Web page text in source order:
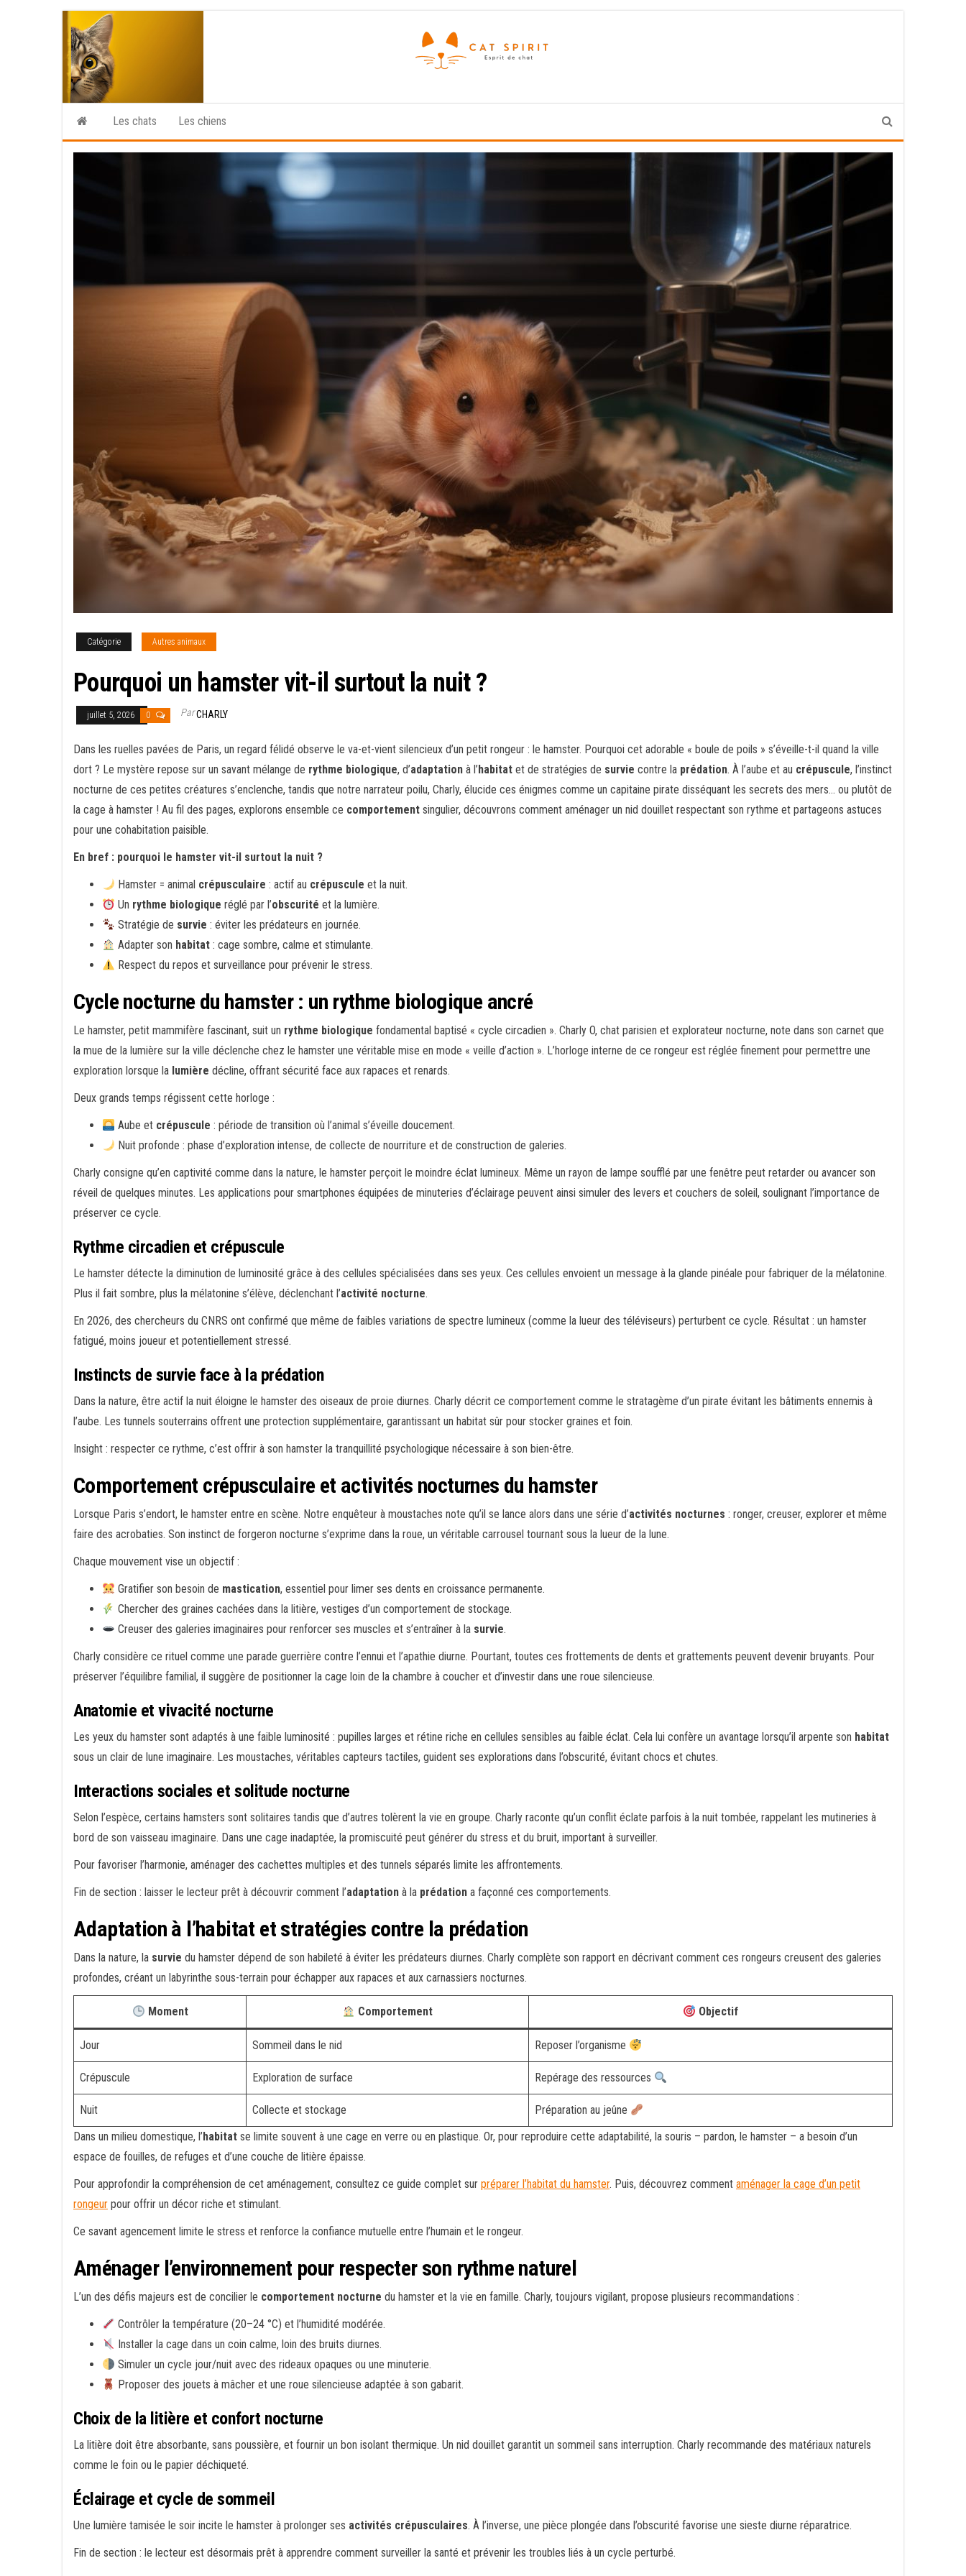
to
the
content
chat
Les chats Les chiens
Catégorie Autres animaux
Pourquoi un hamster vit-il surtout la nuit ?
juillet 5, 2026 0 ParCHARLY
Dans les ruelles pavées de Paris, un regard félidé observe le va-et-vient silencieux d’un petit rongeur : le hamster. Pourquoi cet adorable « boule de poils » s’éveille-t-il quand la ville
dort ? Le mystère repose sur un savant mélange de rythme biologique, d’adaptation à l’habitat et de stratégies de survie contre la prédation. À l’aube et au crépuscule, l’instinct
nocturne de ces petites créatures s’enclenche, tandis que notre narrateur poilu, Charly, élucide ces énigmes comme un capitaine pirate disséquant les secrets des mers… ou plutôt de
la cage à hamster ! Au fil des pages, explorons ensemble ce comportement singulier, découvrons comment aménager un nid douillet respectant son rythme et partageons astuces
pour une cohabitation paisible.
En bref : pourquoi le hamster vit-il surtout la nuit ?
Hamster = animal crépusculaire : actif au crépuscule et la nuit.
Un rythme biologique réglé par l’obscurité et la lumière.
Stratégie de survie : éviter les prédateurs en journée.
Adapter son habitat : cage sombre, calme et stimulante.
Respect du repos et surveillance pour prévenir le stress.
Cycle nocturne du hamster : un rythme biologique ancré
Le hamster, petit mammifère fascinant, suit un rythme biologique fondamental baptisé « cycle circadien ». Charly O, chat parisien et explorateur nocturne, note dans son carnet que
la mue de la lumière sur la ville déclenche chez le hamster une véritable mise en mode « veille d’action ». L’horloge interne de ce rongeur est réglée finement pour permettre une
exploration lorsque la lumière décline, offrant sécurité face aux rapaces et renards.
Deux grands temps régissent cette horloge :
Aube et crépuscule : période de transition où l’animal s’éveille doucement.
Nuit profonde : phase d’exploration intense, de collecte de nourriture et de construction de galeries.
Charly consigne qu’en captivité comme dans la nature, le hamster perçoit le moindre éclat lumineux. Même un rayon de lampe soufflé par une fenêtre peut retarder ou avancer son
réveil de quelques minutes. Les applications pour smartphones équipées de minuteries d’éclairage peuvent ainsi simuler des levers et couchers de soleil, soulignant l’importance de
préserver ce cycle.
Rythme circadien et crépuscule
Le hamster détecte la diminution de luminosité grâce à des cellules spécialisées dans ses yeux. Ces cellules envoient un message à la glande pinéale pour fabriquer de la mélatonine.
Plus il fait sombre, plus la mélatonine s’élève, déclenchant l’activité nocturne.
En 2026, des chercheurs du CNRS ont confirmé que même de faibles variations de spectre lumineux (comme la lueur des téléviseurs) perturbent ce cycle. Résultat : un hamster
fatigué, moins joueur et potentiellement stressé.
Instincts de survie face à la prédation
Dans la nature, être actif la nuit éloigne le hamster des oiseaux de proie diurnes. Charly décrit ce comportement comme le stratagème d’un pirate évitant les bâtiments ennemis à
l’aube. Les tunnels souterrains offrent une protection supplémentaire, garantissant un habitat sûr pour stocker graines et foin.
Insight : respecter ce rythme, c’est offrir à son hamster la tranquillité psychologique nécessaire à son bien-être.
Comportement crépusculaire et activités nocturnes du hamster
Lorsque Paris s’endort, le hamster entre en scène. Notre enquêteur à moustaches note qu’il se lance alors dans une série d’activités nocturnes : ronger, creuser, explorer et même
faire des acrobaties. Son instinct de forgeron nocturne s’exprime dans la roue, un véritable carrousel tournant sous la lueur de la lune.
Chaque mouvement vise un objectif :
Gratifier son besoin de mastication, essentiel pour limer ses dents en croissance permanente.
Chercher des graines cachées dans la litière, vestiges d’un comportement de stockage.
Creuser des galeries imaginaires pour renforcer ses muscles et s’entraîner à la survie.
Charly considère ce rituel comme une parade guerrière contre l’ennui et l’apathie diurne. Pourtant, toutes ces frottements de dents et grattements peuvent devenir bruyants. Pour
préserver l’équilibre familial, il suggère de positionner la cage loin de la chambre à coucher et d’investir dans une roue silencieuse.
Anatomie et vivacité nocturne
Les yeux du hamster sont adaptés à une faible luminosité : pupilles larges et rétine riche en cellules sensibles au faible éclat. Cela lui confère un avantage lorsqu’il arpente son habitat
sous un clair de lune imaginaire. Les moustaches, véritables capteurs tactiles, guident ses explorations dans l’obscurité, évitant chocs et chutes.
Interactions sociales et solitude nocturne
Selon l’espèce, certains hamsters sont solitaires tandis que d’autres tolèrent la vie en groupe. Charly raconte qu’un conflit éclate parfois à la nuit tombée, rappelant les mutineries à
bord de son vaisseau imaginaire. Dans une cage inadaptée, la promiscuité peut générer du stress et du bruit, important à surveiller.
Pour favoriser l’harmonie, aménager des cachettes multiples et des tunnels séparés limite les affrontements.
Fin de section : laisser le lecteur prêt à découvrir comment l’adaptation à la prédation a façonné ces comportements.
Adaptation à l’habitat et stratégies contre la prédation
Dans la nature, la survie du hamster dépend de son habileté à éviter les prédateurs diurnes. Charly complète son rapport en décrivant comment ces rongeurs creusent des galeries
profondes, créant un labyrinthe sous-terrain pour échapper aux rapaces et aux carnassiers nocturnes.
Moment Comportement Objectif
Jour Sommeil dans le nid Reposer l’organisme
Crépuscule Exploration de surface Repérage des ressources
Nuit Collecte et stockage
Préparation au jeûne
Dans un milieu domestique, l’habitat se limite souvent à une cage en verre ou en plastique. Or, pour reproduire cette adaptabilité, la souris – pardon, le hamster – a besoin d’un
espace de fouilles, de refuges et d’une couche de litière épaisse.
Pour approfondir la compréhension de cet aménagement, consultez ce guide complet sur préparer l’habitat du hamster. Puis, découvrez comment aménager la cage d’un petit
rongeur pour offrir un décor riche et stimulant.
Ce savant agencement limite le stress et renforce la confiance mutuelle entre l’humain et le rongeur.
Aménager l’environnement pour respecter son rythme naturel
L’un des défis majeurs est de concilier le comportement nocturne du hamster et la vie en famille. Charly, toujours vigilant, propose plusieurs recommandations :
Contrôler la température (20–24 °C) et l’humidité modérée.
Installer la cage dans un coin calme, loin des bruits diurnes.
Simuler un cycle jour/nuit avec des rideaux opaques ou une minuterie.
Proposer des jouets à mâcher et une roue silencieuse adaptée à son gabarit.
Choix de la litière et confort nocturne
La litière doit être absorbante, sans poussière, et fournir un bon isolant thermique. Un nid douillet garantit un sommeil sans interruption. Charly recommande des matériaux naturels
comme le foin ou le papier déchiqueté.
Éclairage et cycle de sommeil
Une lumière tamisée le soir incite le hamster à prolonger ses activités crépusculaires. À l’inverse, une pièce plongée dans l’obscurité favorise une sieste diurne réparatrice.
Fin de section : le lecteur est désormais prêt à apprendre comment surveiller la santé et prévenir les troubles liés à un cycle perturbé.